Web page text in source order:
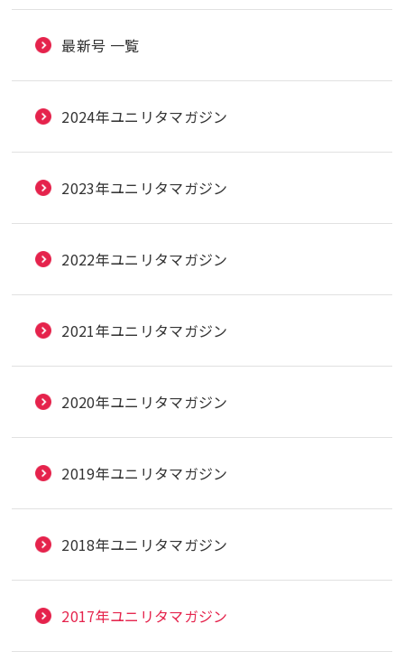
最新号 一覧
2024年ユニリタマガジン
2023年ユニリタマガジン
2022年ユニリタマガジン
2021年ユニリタマガジン
2020年ユニリタマガジン
2019年ユニリタマガジン
2018年ユニリタマガジン
2017年ユニリタマガジン